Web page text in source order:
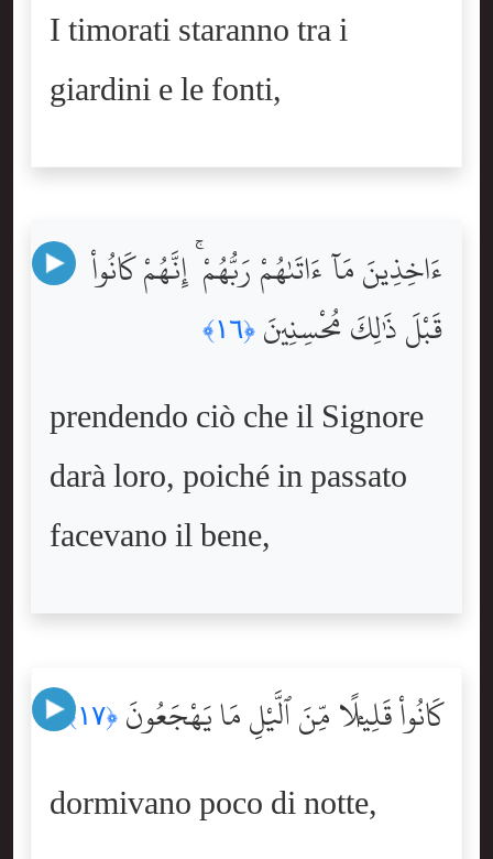
I timorati staranno tra i
giardini e le fonti,
ءَاخِذِينَ مَآ ءَاتَىٰهُمْ رَبُّهُمْ ۚ إِنَّهُمْ كَانُواْ
قَبْلَ ذَٰلِكَ مُحْسِنِينَ ﴿١٦﴾
prendendo ciò che il Signore
darà loro, poiché in passato
facevano il bene,
كَانُواْ قَلِيلًۭا مِّنَ ٱلَّيْلِ مَا يَهْجَعُونَ ﴿١٧﴾
dormivano poco di notte,